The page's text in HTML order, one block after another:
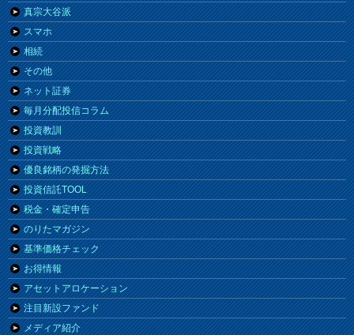
真宗大谷派
スマホ
相続
その他
ネット証券
毎月分配投信コラム
投資教訓
投資戦略
優良銘柄の発掘方法
投資信託TOOL
税金・確定申告
のりたマガジン
基準価格チェック
お得情報
アセットアロケーション
注目新設ファンド
メディア紹介